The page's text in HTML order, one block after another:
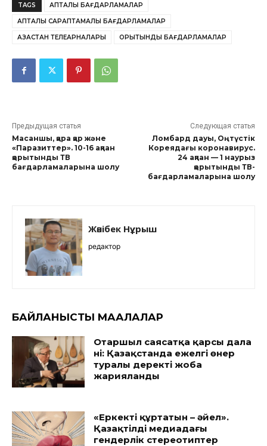
TAGS АПТАЛЫҚ БАҒДАРЛАМАЛАР
АПТАЛЫҚ САРАПТАМАЛЫҚ БАҒДАРЛАМАЛАР
ҚАЗАҚСТАН ТЕЛЕАРНАЛАРЫ ҚОРЫТЫНДЫ БАҒДАРЛАМАЛАР
Предыдущая статья
Масаншы, қара қар және
«Паразиттер». 10-16 ақпан
қорытынды ТВ
бағдарламаларына шолу
Следующая статья
Ломбард дауы, Оңтүстік
Кореядағы коронавирус.
24 ақпан — 1 наурыз
қорытынды ТВ-
бағдарламаларына шолу
Жәнібек Нұрыш
редактор
БАЙЛАНЫСТЫ МАҚАЛАЛАР
Отаршыл саясатқа қарсы дала
үні: Қазақстанда ежелгі өнер
туралы деректі жоба
жарияланды
«Еркекті құртатын – әйел».
Қазақтілді медиадағы
гендерлік стереотиптер